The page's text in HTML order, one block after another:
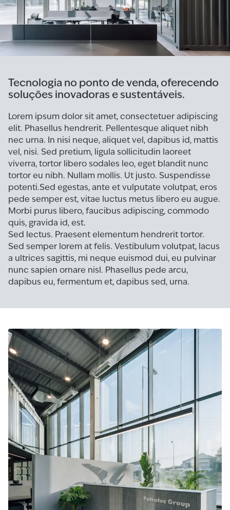
Tecnologia no ponto de venda, oferecendo
soluções inovadoras e sustentáveis.
Lorem ipsum dolor sit amet, consectetuer adipiscing
elit. Phasellus hendrerit. Pellentesque aliquet nibh
nec urna. In nisi neque, aliquet vel, dapibus id, mattis
vel, nisi. Sed pretium, ligula sollicitudin laoreet
viverra, tortor libero sodales leo, eget blandit nunc
tortor eu nibh. Nullam mollis. Ut justo. Suspendisse
potenti.Sed egestas, ante et vulputate volutpat, eros
pede semper est, vitae luctus metus libero eu augue.
Morbi purus libero, faucibus adipiscing, commodo
quis, gravida id, est.
Sed lectus. Praesent elementum hendrerit tortor.
Sed semper lorem at felis. Vestibulum volutpat, lacus
a ultrices sagittis, mi neque euismod dui, eu pulvinar
nunc sapien ornare nisl. Phasellus pede arcu,
dapibus eu, fermentum et, dapibus sed, urna.